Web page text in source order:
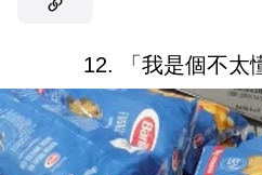
12. 「我是個不太